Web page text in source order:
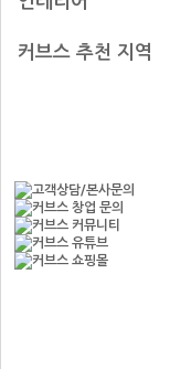
커브스 추천 지역